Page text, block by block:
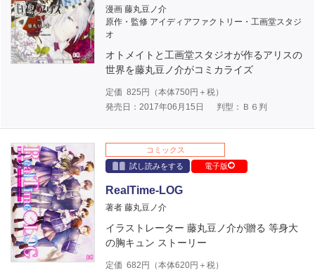
漫画 藤丸豆ノ介
原作・監修 アイディアファクトリー・工画堂スタジ
オ
オトメイトと工画堂スタジオが作るアリスの
世界を藤丸豆ノ介がコミカライズ
定価 825 円（本体750円＋税）
発売日：2017年06月15日
判型：Ｂ６判
コミックス
試し読みをする
電子版
RealTime-LOG
著者 藤丸豆ノ介
イラストレーター 藤丸豆ノ介が贈る 等身大
の胸キュン ストーリー
定価 682 円（本体620円＋税）